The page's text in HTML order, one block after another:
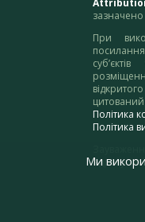
При
цитований
Політика
Політика
адресу:
Ми